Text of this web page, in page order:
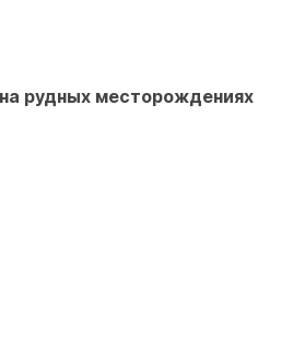
рудных месторождениях